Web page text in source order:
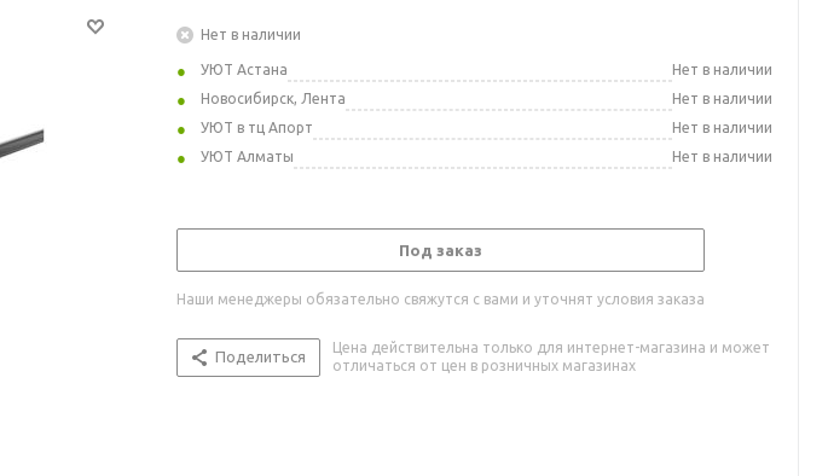
Нет в наличии
УЮТ Астана
Нет в наличии
Новосибирск, Лента
Нет в наличии
УЮТ в тц Апорт
Нет в наличии
УЮТ Алматы
Нет в наличии
Под заказ
Наши менеджеры обязательно свяжутся с вами и уточнят условия заказа
Поделиться
Цена действительна только для интернет-магазина и может
отличаться от цен в розничных магазинах